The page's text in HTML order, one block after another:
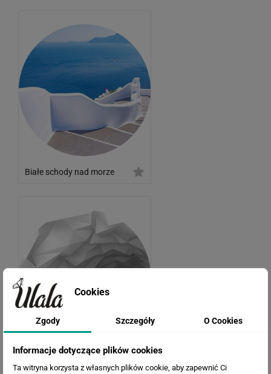
Białe schody nad morze
Tunel 3D
Cookies
Zgody Szczegóły O Cookies
Informacje dotyczące plików cookies
Ta witryna korzysta z własnych plików cookie, aby zapewnić Ci